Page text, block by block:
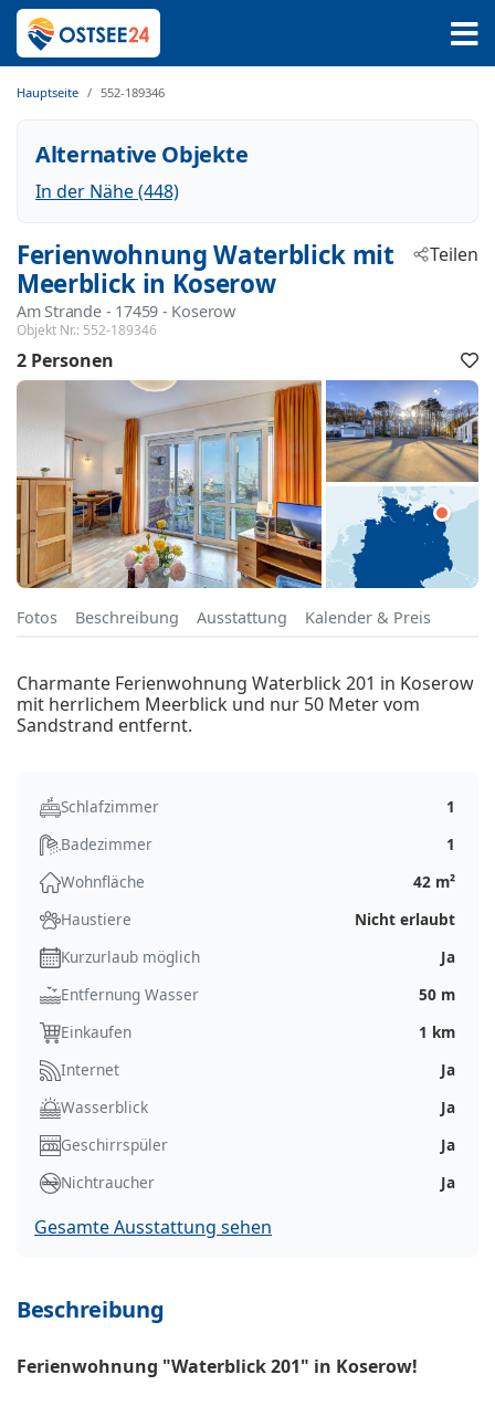
Hauptseite 552-189346
Alternative Objekte
In der Nähe (448)
Ferienwohnung Waterblick mit
Meerblick in Koserow
Am Strande - 17459 - Koserow
Objekt Nr.: 552-189346
Teilen
2 Personen
Fotos Beschreibung Ausstattung Kalender & Preis
Charmante Ferienwohnung Waterblick 201 in Koserow
mit herrlichem Meerblick und nur 50 Meter vom
Sandstrand entfernt.
Schlafzimmer
1
Badezimmer
1
Wohnfläche
42 m²
Haustiere
Nicht erlaubt
Kurzurlaub möglich
Ja
Entfernung Wasser
50 m
Einkaufen
1 km
Internet
Ja
Wasserblick
Ja
Geschirrspüler
Ja
Nichtraucher
Ja
Gesamte Ausstattung sehen
Beschreibung
Ferienwohnung "Waterblick 201" in Koserow!